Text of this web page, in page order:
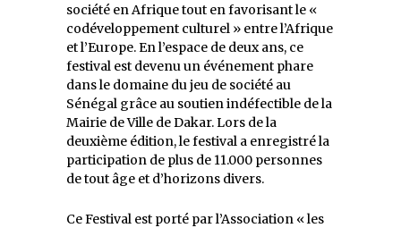
société en Afrique tout en favorisant le «
codéveloppement culturel » entre l’Afrique
et l’Europe. En l’espace de deux ans, ce
festival est devenu un événement phare
dans le domaine du jeu de société au
Sénégal grâce au soutien indéfectible de la
Mairie de Ville de Dakar. Lors de la
deuxième édition, le festival a enregistré la
participation de plus de 11.000 personnes
de tout âge et d’horizons divers.
Ce Festival est porté par l’Association « les